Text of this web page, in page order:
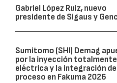
Gabriel López Ruiz, nuevo
presidente de Sigaus y
Sumitomo (SHI) Demag
por la inyección totalmente
eléctrica y la integración
proceso en Fakuma 2026